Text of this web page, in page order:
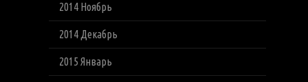
2014 Ноябрь
2014 Декабрь
2015 Январь